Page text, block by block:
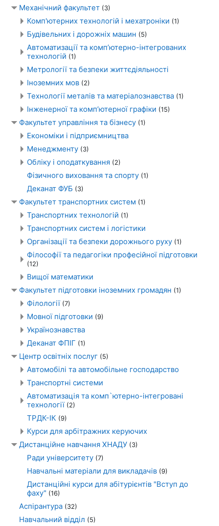
Механічний факультет (3)
Комп'ютерних технологій і мехатроніки (1)
Будівельних і дорожніх машин (5)
Автоматизації та комп’ютерно-інтегрованих
технологій (1)
Метрології та безпеки життєдіяльності
Іноземних мов (2)
Технології металів та матеріалознавства (1)
Інженерної та комп’ютерної графіки (15)
Факультет управління та бізнесу (1)
Економіки i підприємництва
Менеджменту (3)
Обліку і оподаткування (2)
Фізичного виховання та спорту (1)
Деканат ФУБ (3)
Факультет транспортних систем (1)
Транспортних технологій (1)
Транспортних систем і логістики
Організації та безпеки дорожнього руху (1)
Філософії та педагогіки професійної підготовки
(12)
Вищої математики
Факультет підготовки іноземних громадян (1)
Філології (7)
Мовної підготовки (9)
Українознавства
Деканат ФПІГ (1)
Центр освітніх послуг (5)
Автомобілі та автомобільне господарство
Транспортні системи
Автоматизація та комп`ютерно-інтегровані
технології (2)
ТРДК-ІК (9)
Курси для арбітражних керуючих
Дистанційне навчання ХНАДУ (3)
Ради університету (7)
Навчальні матеріали для викладачів (9)
Дистанційні курси для абітурієнтів "Вступ до
фаху" (16)
Аспірантура (32)
Навчальний відділ (5)